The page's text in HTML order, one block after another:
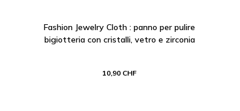
Fashion Jewelry Cloth : panno per pulire
bigiotteria con cristalli, vetro e zirconia
10,90 CHF